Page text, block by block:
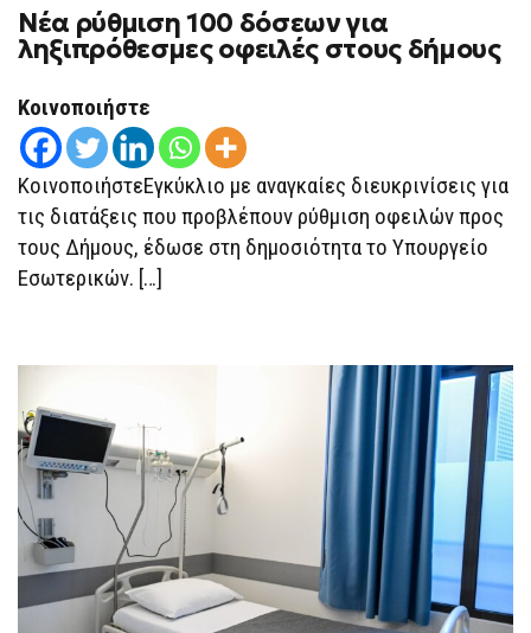
Νέα ρύθμιση 100 δόσεων για
ληξιπρόθεσμες οφειλές στους δήμους
Κοινοποιήστε
ΚοινοποιήστεΕγκύκλιο με αναγκαίες διευκρινίσεις για
τις διατάξεις που προβλέπουν ρύθμιση οφειλών προς
τους Δήμους, έδωσε στη δημοσιότητα το Υπουργείο
Εσωτερικών. […]